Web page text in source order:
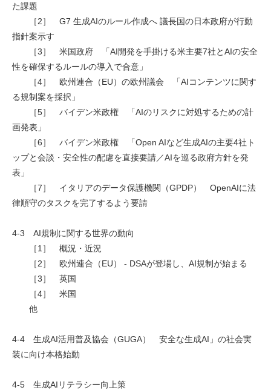
た課題
［2］ G7 生成AIのルール作成へ 議長国の日本政府が行動
指針案示す
［3］ 米国政府 「AI開発を手掛ける米主要7社とAIの安全
性を確保するルールの導入で合意」
［4］ 欧州連合（EU）の欧州議会 「AIコンテンツに関す
る規制案を採択」
［5］ バイデン米政権 「AIのリスクに対処するための計
画発表」
［6］ バイデン米政権 「Open AIなど生成AIの主要4社ト
ップと会談・安全性の配慮を直接要請／AIを巡る政府方針を発
表」
［7］ イタリアのデータ保護機関（GPDP） OpenAIに法
律順守のタスクを完了するよう要請
4-3 AI規制に関する世界の動向
［1］ 概況・近況
［2］ 欧州連合（EU） - DSAが登場し、AI規制が始まる
［3］ 英国
［4］ 米国
他
4-4 生成AI活用普及協会（GUGA） 安全な生成AI」の社会実
装に向け本格始動
4-5 生成AIリテラシー向上策